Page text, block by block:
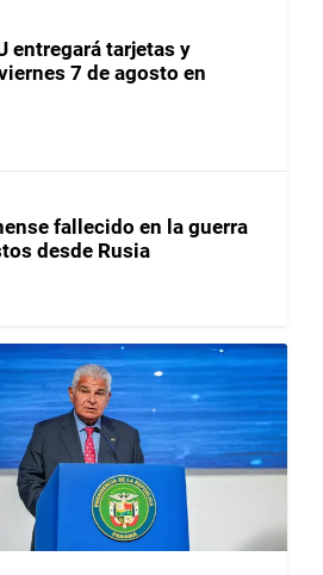
entregará tarjetas y
7 de agosto en
fallecido en la guerra
desde Rusia